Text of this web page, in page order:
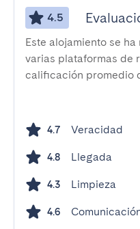
4.5
Este alojamiento se
varias plataformas de
calificación promedio
4.7 Veracidad
4.8 Llegada
4.3 Limpieza
4.6